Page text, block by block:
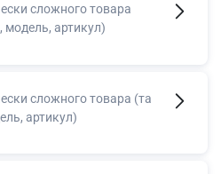
сложного товара
модель, артикул)
сложного товара (та
артикул)